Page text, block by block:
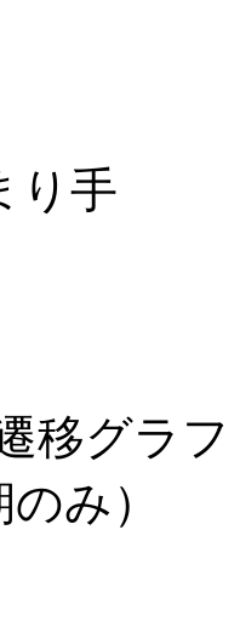
り手
遷移グラ
み）